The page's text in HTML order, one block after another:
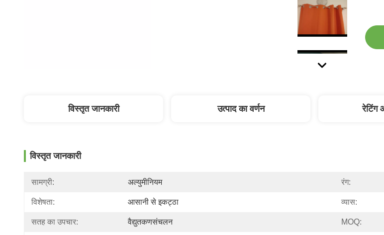
विस्तृत जानकारी उत्पाद का वर्णन रेटिंग
विस्तृत जानकारी
सामग्री: अल्युमीनियम रंग:
विशेषता: आसानी से इकट्ठा व्यास:
सतह का उपचार: वैद्युतकणसंचलन MOQ: